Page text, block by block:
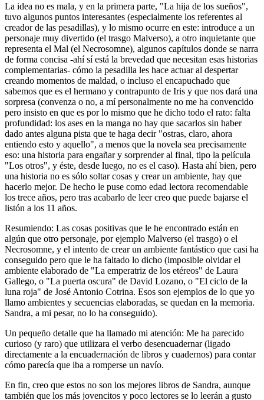
La idea no es mala, y en la primera parte, "La hija de los sueños",
tuvo algunos puntos interesantes (especialmente los referentes al
creador de las pesadillas), y lo mismo ocurre en este: introduce a un
personaje muy divertido (el trasgo Malverso), a otro inquietante que
representa el Mal (el Necrosomne), algunos capítulos donde se narra
de forma concisa -ahí sí está la brevedad que necesitan esas historias
complementarias- cómo la pesadilla les hace actuar al despertar
creando momentos de maldad, o incluso el encapuchado que
sabemos que es el hermano y contrapunto de Iris y que nos dará una
sorpresa (convenza o no, a mí personalmente no me ha convencido
pero insisto en que es por lo mismo que he dicho todo el rato: falta
profundidad: los ases en la manga no hay que sacarlos sin haber
dado antes alguna pista que te haga decir "ostras, claro, ahora
entiendo esto y aquello", a menos que la novela sea precisamente
eso: una historia para engañar y sorprender al final, tipo la película
"Los otros", y éste, desde luego, no es el caso). Hasta ahí bien, pero
una historia no es sólo soltar cosas y crear un ambiente, hay que
hacerlo mejor. De hecho le puse como edad lectora recomendable
los trece años, pero tras acabarlo de leer creo que puede bajarse el
listón a los 11 años.
Resumiendo: Las cosas positivas que le he encontrado están en
algún que otro personaje, por ejemplo Malverso (el trasgo) o el
Necrosomne, y el intento de crear un ambiente fantástico que casi ha
conseguido pero que le ha faltado lo dicho (imposible olvidar el
ambiente elaborado de "La emperatriz de los etéreos" de Laura
Gallego, o "La puerta oscura" de David Lozano, o "El ciclo de la
luna roja" de José Antonio Cotrina. Esos son ejemplos de lo que yo
llamo ambientes y secuencias elaboradas, se quedan en la memoria.
Sandra, a mi pesar, no lo ha conseguido).
Un pequeño detalle que ha llamado mi atención: Me ha parecido
curioso (y raro) que utilizara el verbo desencuadernar (ligado
directamente a la encuadernación de libros y cuadernos) para contar
cómo parecía que iba a romperse un navío.
En fin, creo que estos no son los mejores libros de Sandra, aunque
también que los más jovencitos y poco lectores se lo leerán a gusto